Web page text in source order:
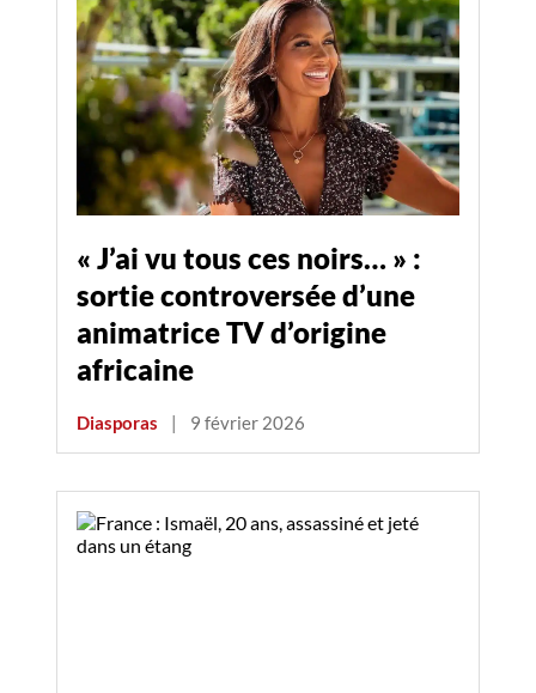
« J’ai vu tous ces noirs… » :
sortie controversée d’une
animatrice TV d’origine
africaine
Diasporas | 9 février 2026